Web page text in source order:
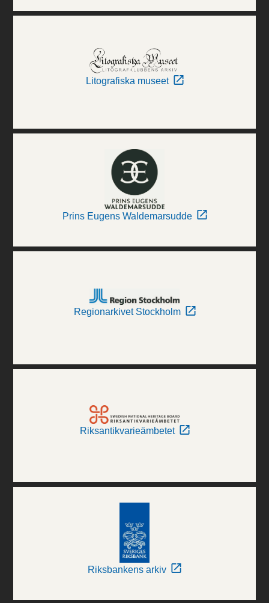
Litografiska museet
Prins Eugens Waldemarsudde
Regionarkivet Stockholm
Riksantikvarieämbetet
Riksbankens arkiv